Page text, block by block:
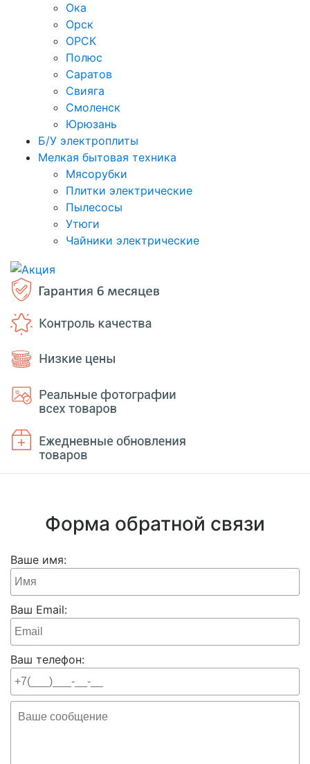
Ока
Орск
ОРСК
Полюс
Саратов
Свияга
Смоленск
Юрюзань
Б/У электроплиты
Мелкая бытовая техника
Мясорубки
Плитки электрические
Пылесосы
Утюги
Чайники электрические
Форма обратной связи
Ваше имя:
Ваш Email:
Ваш телефон: